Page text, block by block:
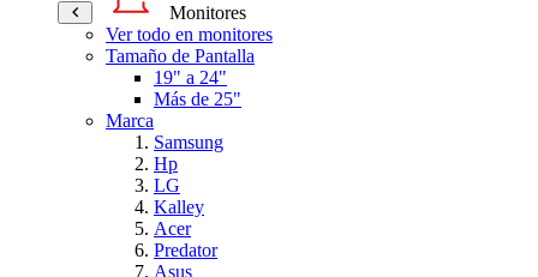
Monitores
Ver todo en monitores
Tamaño de Pantalla
19" a 24"
Más de 25"
Marca
Samsung
Hp
LG
Kalley
Acer
Predator
Asus